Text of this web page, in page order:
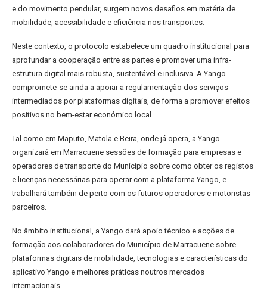
e do movimento pendular, surgem novos desafios em matéria de
mobilidade, acessibilidade e eficiência nos transportes.
Neste contexto, o protocolo estabelece um quadro institucional para
aprofundar a cooperação entre as partes e promover uma infra-
estrutura digital mais robusta, sustentável e inclusiva. A Yango
compromete-se ainda a apoiar a regulamentação dos serviços
intermediados por plataformas digitais, de forma a promover efeitos
positivos no bem-estar económico local.
Tal como em Maputo, Matola e Beira, onde já opera, a Yango
organizará em Marracuene sessões de formação para empresas e
operadores de transporte do Município sobre como obter os registos
e licenças necessárias para operar com a plataforma Yango, e
trabalhará também de perto com os futuros operadores e motoristas
parceiros.
No âmbito institucional, a Yango dará apoio técnico e acções de
formação aos colaboradores do Município de Marracuene sobre
plataformas digitais de mobilidade, tecnologias e características do
aplicativo Yango e melhores práticas noutros mercados
internacionais.